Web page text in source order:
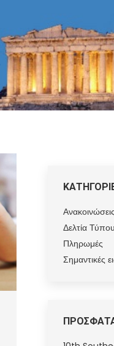
Δελτία Τύπου
Πληρωμές
Σημαντικές